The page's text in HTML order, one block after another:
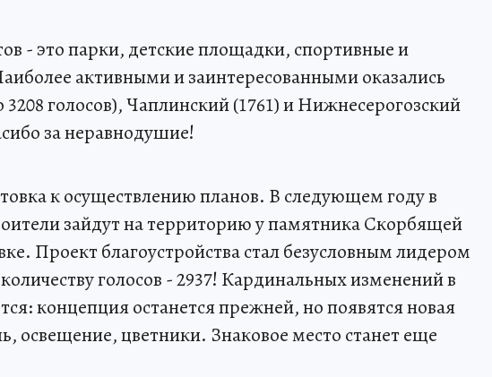
- это парки, детские площадки, спортивные и
активными и заинтересованными оказались
3208 голосов), Чаплинский (1761) и Нижнесерогозский
за неравнодушие!
к осуществлению планов. В следующем году в
зайдут на территорию у памятника Скорбящей
Проект благоустройства стал безусловным лидером
голосов - 2937! Кардинальных изменений в
концепция останется прежней, но появятся новая
освещение, цветники. Знаковое место станет еще